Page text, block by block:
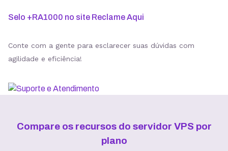
Selo +RA1000 no site Reclame Aqui
Conte com a gente para esclarecer suas dúvidas com
agilidade e eficiência!
Compare os recursos do servidor VPS por
plano